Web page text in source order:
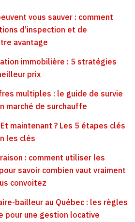
vous sauver : comment
d’inspection et de
avantage
immobilière : 5 stratégies
prix
multiples : le guide de survie
marché de surchauffe
maintenant ? Les 5 étapes clés
les clés
: comment utiliser les
savoir combien vaut vraiment
convoitez
bailleur au Québec : les règles
pour une gestion locative